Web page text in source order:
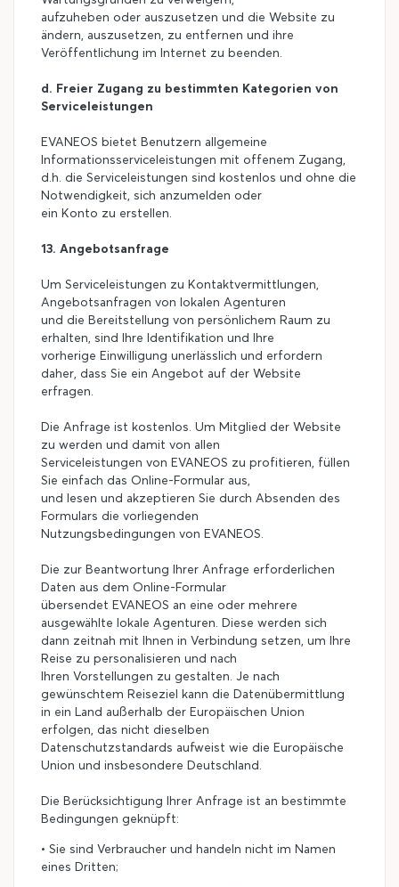
aufzuheben oder auszusetzen und die Website zu
ändern, auszusetzen, zu entfernen und ihre
Veröffentlichung im Internet zu beenden.
d. Freier Zugang zu bestimmten Kategorien von
Serviceleistungen
EVANEOS bietet Benutzern allgemeine
Informationsserviceleistungen mit offenem Zugang,
d.h. die Serviceleistungen sind kostenlos und ohne die
Notwendigkeit, sich anzumelden oder
ein Konto zu erstellen.
13. Angebotsanfrage
Um Serviceleistungen zu Kontaktvermittlungen,
Angebotsanfragen von lokalen Agenturen
und die Bereitstellung von persönlichem Raum zu
erhalten, sind Ihre Identifikation und Ihre
vorherige Einwilligung unerlässlich und erfordern
daher, dass Sie ein Angebot auf der Website
erfragen.
Die Anfrage ist kostenlos. Um Mitglied der Website
zu werden und damit von allen
Serviceleistungen von EVANEOS zu profitieren, füllen
Sie einfach das Online-Formular aus,
und lesen und akzeptieren Sie durch Absenden des
Formulars die vorliegenden
Nutzungsbedingungen von EVANEOS.
Die zur Beantwortung Ihrer Anfrage erforderlichen
Daten aus dem Online-Formular
übersendet EVANEOS an eine oder mehrere
ausgewählte lokale Agenturen. Diese werden sich
dann zeitnah mit Ihnen in Verbindung setzen, um Ihre
Reise zu personalisieren und nach
Ihren Vorstellungen zu gestalten. Je nach
gewünschtem Reiseziel kann die Datenübermittlung
in ein Land außerhalb der Europäischen Union
erfolgen, das nicht dieselben
Datenschutzstandards aufweist wie die Europäische
Union und insbesondere Deutschland.
Die Berücksichtigung Ihrer Anfrage ist an bestimmte
Bedingungen geknüpft:
• Sie sind Verbraucher und handeln nicht im Namen
eines Dritten;